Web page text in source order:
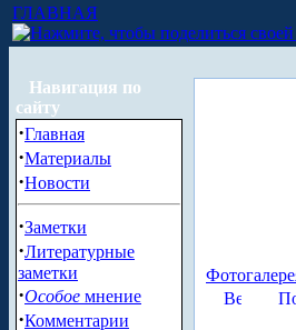
ГЛАВНАЯ
Навигация по
сайту
·Главная
·Материалы
·Новости
·Заметки
·Литературные
заметки
·Особое мнение
·Комментарии